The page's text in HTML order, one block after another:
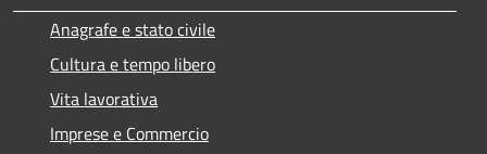
Anagrafe e stato civile
Cultura e tempo libero
Vita lavorativa
Imprese e Commercio